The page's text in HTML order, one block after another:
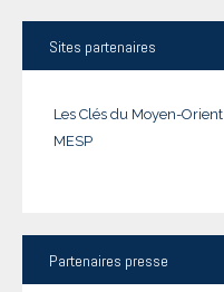
Sites partenaires
Les Clés du Moyen-Orient
MESP
Partenaires presse